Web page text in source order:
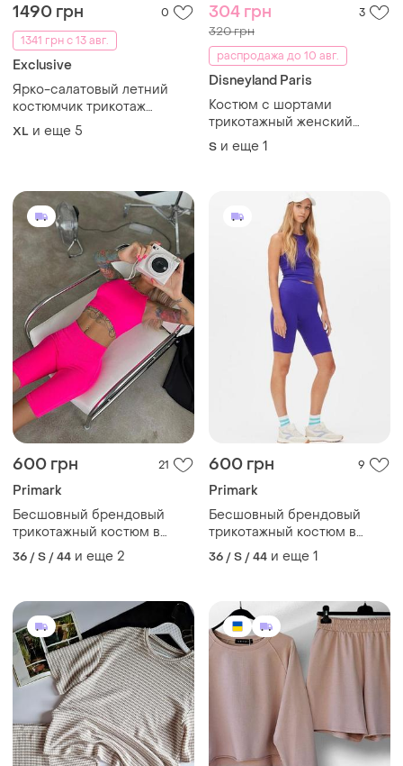
1490 грн
0
1341 грн с 13 авг.
Exclusive
Ярко-салатовый летний
костюмчик трикотаж
размеры от 50 до 60
XL и еще 5
304 грн 3
320 грн
распродажа до 10 авг.
Disneyland Paris
Костюм с шортами
трикотажный женский
disney sm белая футболка с
рисунком mikки мауса и
S и еще 1
600 грн 21
Primark
Бесшовный брендовый
трикотажный костюм в
рубчик для лета с
корректирующим
36 / S / 44 и еще 2
600 грн 9
Primark
Бесшовный брендовый
трикотажный костюм в
рубчик с корректирующим
эффектом. англия
36 / S / 44 и еще 1